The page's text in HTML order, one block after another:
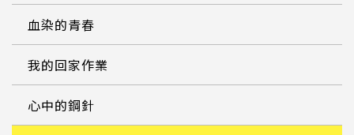
血染的青春
我的回家作業
心中的鋼針